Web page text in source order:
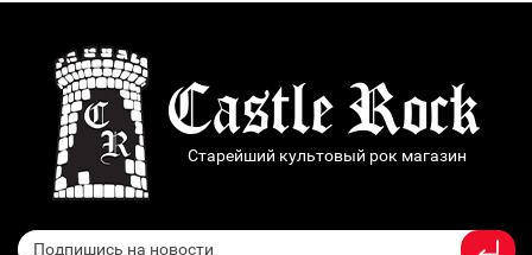
Старейший культовый рок магазин